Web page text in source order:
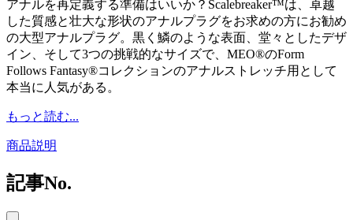
アナルを再定義する準備はいいか？Scalebreaker™は、卓越
した質感と壮大な形状のアナルプラグをお求めの方にお勧め
の大型アナルプラグ。黒く鱗のような表面、堂々としたデザ
イン、そして3つの挑戦的なサイズで、MEO®のForm
Follows Fantasy®コレクションのアナルストレッチ用として
本当に人気がある。
もっと読む...
商品説明
記事No.